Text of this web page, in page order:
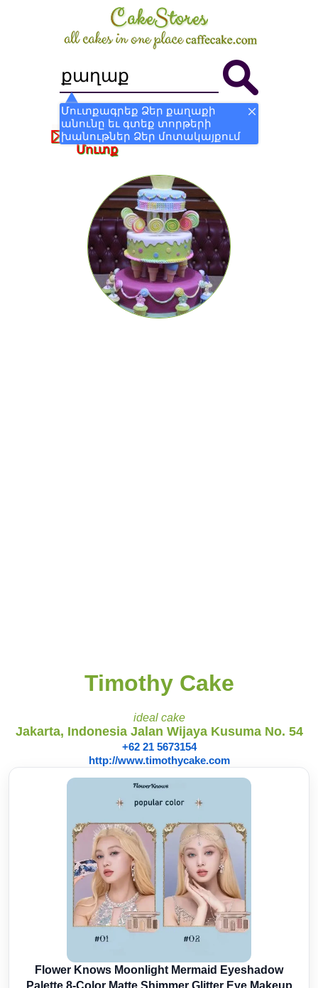
Մուտքագրեք Ձեր քաղաքի
անունը եւ գտեք տորթերի
խանութներ Ձեր մոտակայքում
Դառնալ Խանութ Գրանցվել
Մուտք
Timothy Cake
ideal cake
Jakarta, Indonesia Jalan Wijaya Kusuma No. 54
+62 21 5673154
http://www.timothycake.com
Flower Knows Moonlight Mermaid Eyeshadow